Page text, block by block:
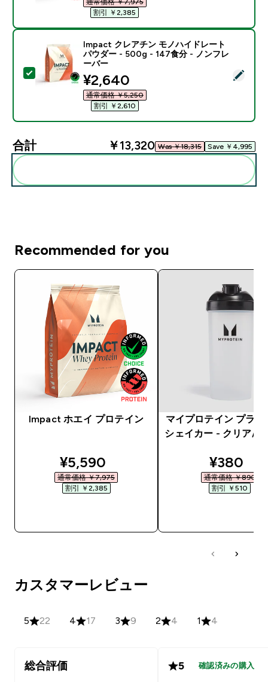
割引 ￥2,385‎
この商品を選択 - Impact クレアチン モノハイドレ
Impact クレアチン モノハイドレート
パウダー - 500g - 147食分 - ノンフレ
ーバー
discounted price
¥2,640‎
通常価格 ￥5,250‎
割引 ￥2,610‎
合計 ￥13,320‎ Was ￥18,315‎ Save ￥4,995‎
Recommended for you
Impact ホエイ プロテイン
discounted price
¥5,590‎
通常価格 ￥7,975‎
割引 ￥2,385‎
マイプロテイン プラス
シェイカー - クリア/ブ
¥380‎
通常価格 ￥890‎
割引 ￥510‎
カスタマーレビュー
5 22 4 17 3 9 2 4 1 4
総合評価 5 確認済みの購入